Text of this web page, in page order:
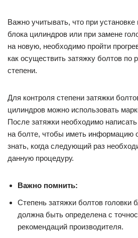
Важно учитывать, что при
блока цилиндров или при замене
на новую, необходимо пройти
как осуществить затяжку болтов по
степени.
Для контроля степени затяжки
цилиндров можно использовать
После затяжки необходимо
на болте, чтобы иметь информацию
знать, когда следующий раз
данную процедуру.
Важно помнить:
Степень затяжки болтов головки
должна быть определена с
рекомендаций производителя.